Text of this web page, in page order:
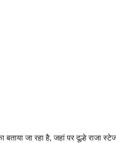
बताया जा रहा है, जहां पर दूल्हे राजा